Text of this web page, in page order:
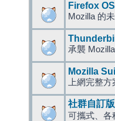
Firefox OS
Mozilla 的
承襲
Mozilla
上網完整
社群自訂
可攜式、各